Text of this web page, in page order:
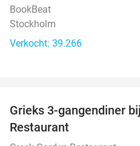
BookBeat
Stockholm
Verkocht: 39.266
Grieks 3-gangendiner
Restaurant